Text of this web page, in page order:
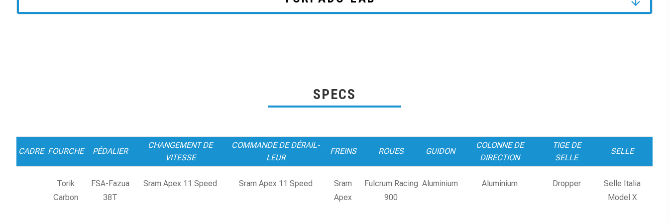
SPECS
CADRE FOURCHE PÉDALIER
CHANGEMENT DE
VITESSE
COMMANDE DE DÉRAIL-
LEUR
FREINS ROUES GUIDON
COLONNE DE
DIRECTION
TIGE DE
SELLE
SELLE
Torik
Carbon
FSA-Fazua
38T
Sram Apex 11 Speed Sram Apex 11 Speed
Sram
Apex
Fulcrum Racing
900
Aluminium Aluminium Dropper
Selle Italia
Model X